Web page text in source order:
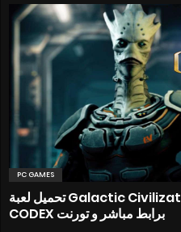
PC GAMES
تحميل لعبة Galactic Civilizations III Crusade بكراك
CODEX برابط مباشر و تورنت